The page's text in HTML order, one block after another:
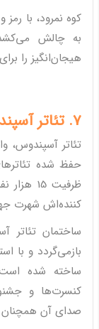
کوه نمرود، با
به چالش
هیجان‌انگیز را
7. تئاتر آسپندوس، شاهکار معماری رومی
تئاتر آسپندوس،
حفظ شده
ظرفیت
کننده‌اش شهرت
ساختمان تئاتر
بازمی‌گردد و با
ساخته شده است.
کنسرت‌ها و
صدای آن